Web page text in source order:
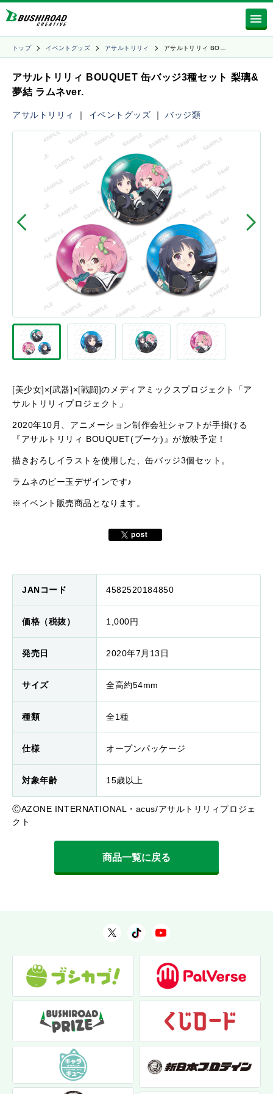
トップ イベントグッズ アサルトリリィ アサルトリリィ BO…
アサルトリリィ BOUQUET 缶バッジ3種セット 梨璃&
夢結 ラムネver.
アサルトリリィ ｜ イベントグッズ ｜バッジ類
[美少女]×[武器]×[戦闘]のメディアミックスプロジェクト「ア
サルトリリィプロジェクト」
2020年10月、アニメーション制作会社シャフトが手掛ける
『アサルトリリィ BOUQUET(ブーケ)』が放映予定！
描きおろしイラストを使用した、缶バッジ3個セット。
ラムネのビー玉デザインです♪
※イベント販売商品となります。
JANコード 4582520184850
価格（税抜） 1,000円
発売日 2020年7月13日
サイズ 全高約54mm
種類 全1種
仕様 オープンパッケージ
対象年齢 15歳以上
ⒸAZONE INTERNATIONAL・acus/アサルトリリィプロジェ
クト
商品一覧に戻る